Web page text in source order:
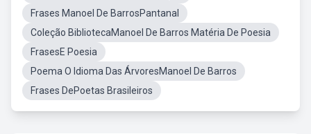
Frases Manoel De BarrosPantanal
Coleção BibliotecaManoel De Barros Matéria De Poesia
FrasesE Poesia
Poema O Idioma Das ÁrvoresManoel De Barros
Frases DePoetas Brasileiros